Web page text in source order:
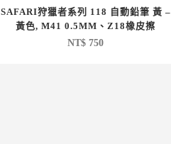
SAFARI狩獵者系列 118 自動鉛筆 黃 –
黃色, M41 0.5MM、Z18橡皮擦
NT$ 750